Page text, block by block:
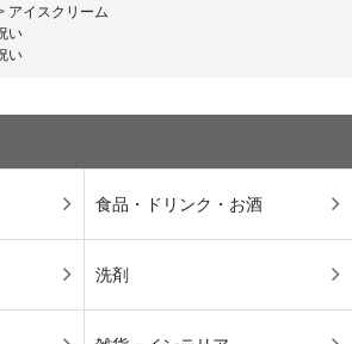
アイスクリーム
い
い
食品・ドリンク・お酒
洗剤